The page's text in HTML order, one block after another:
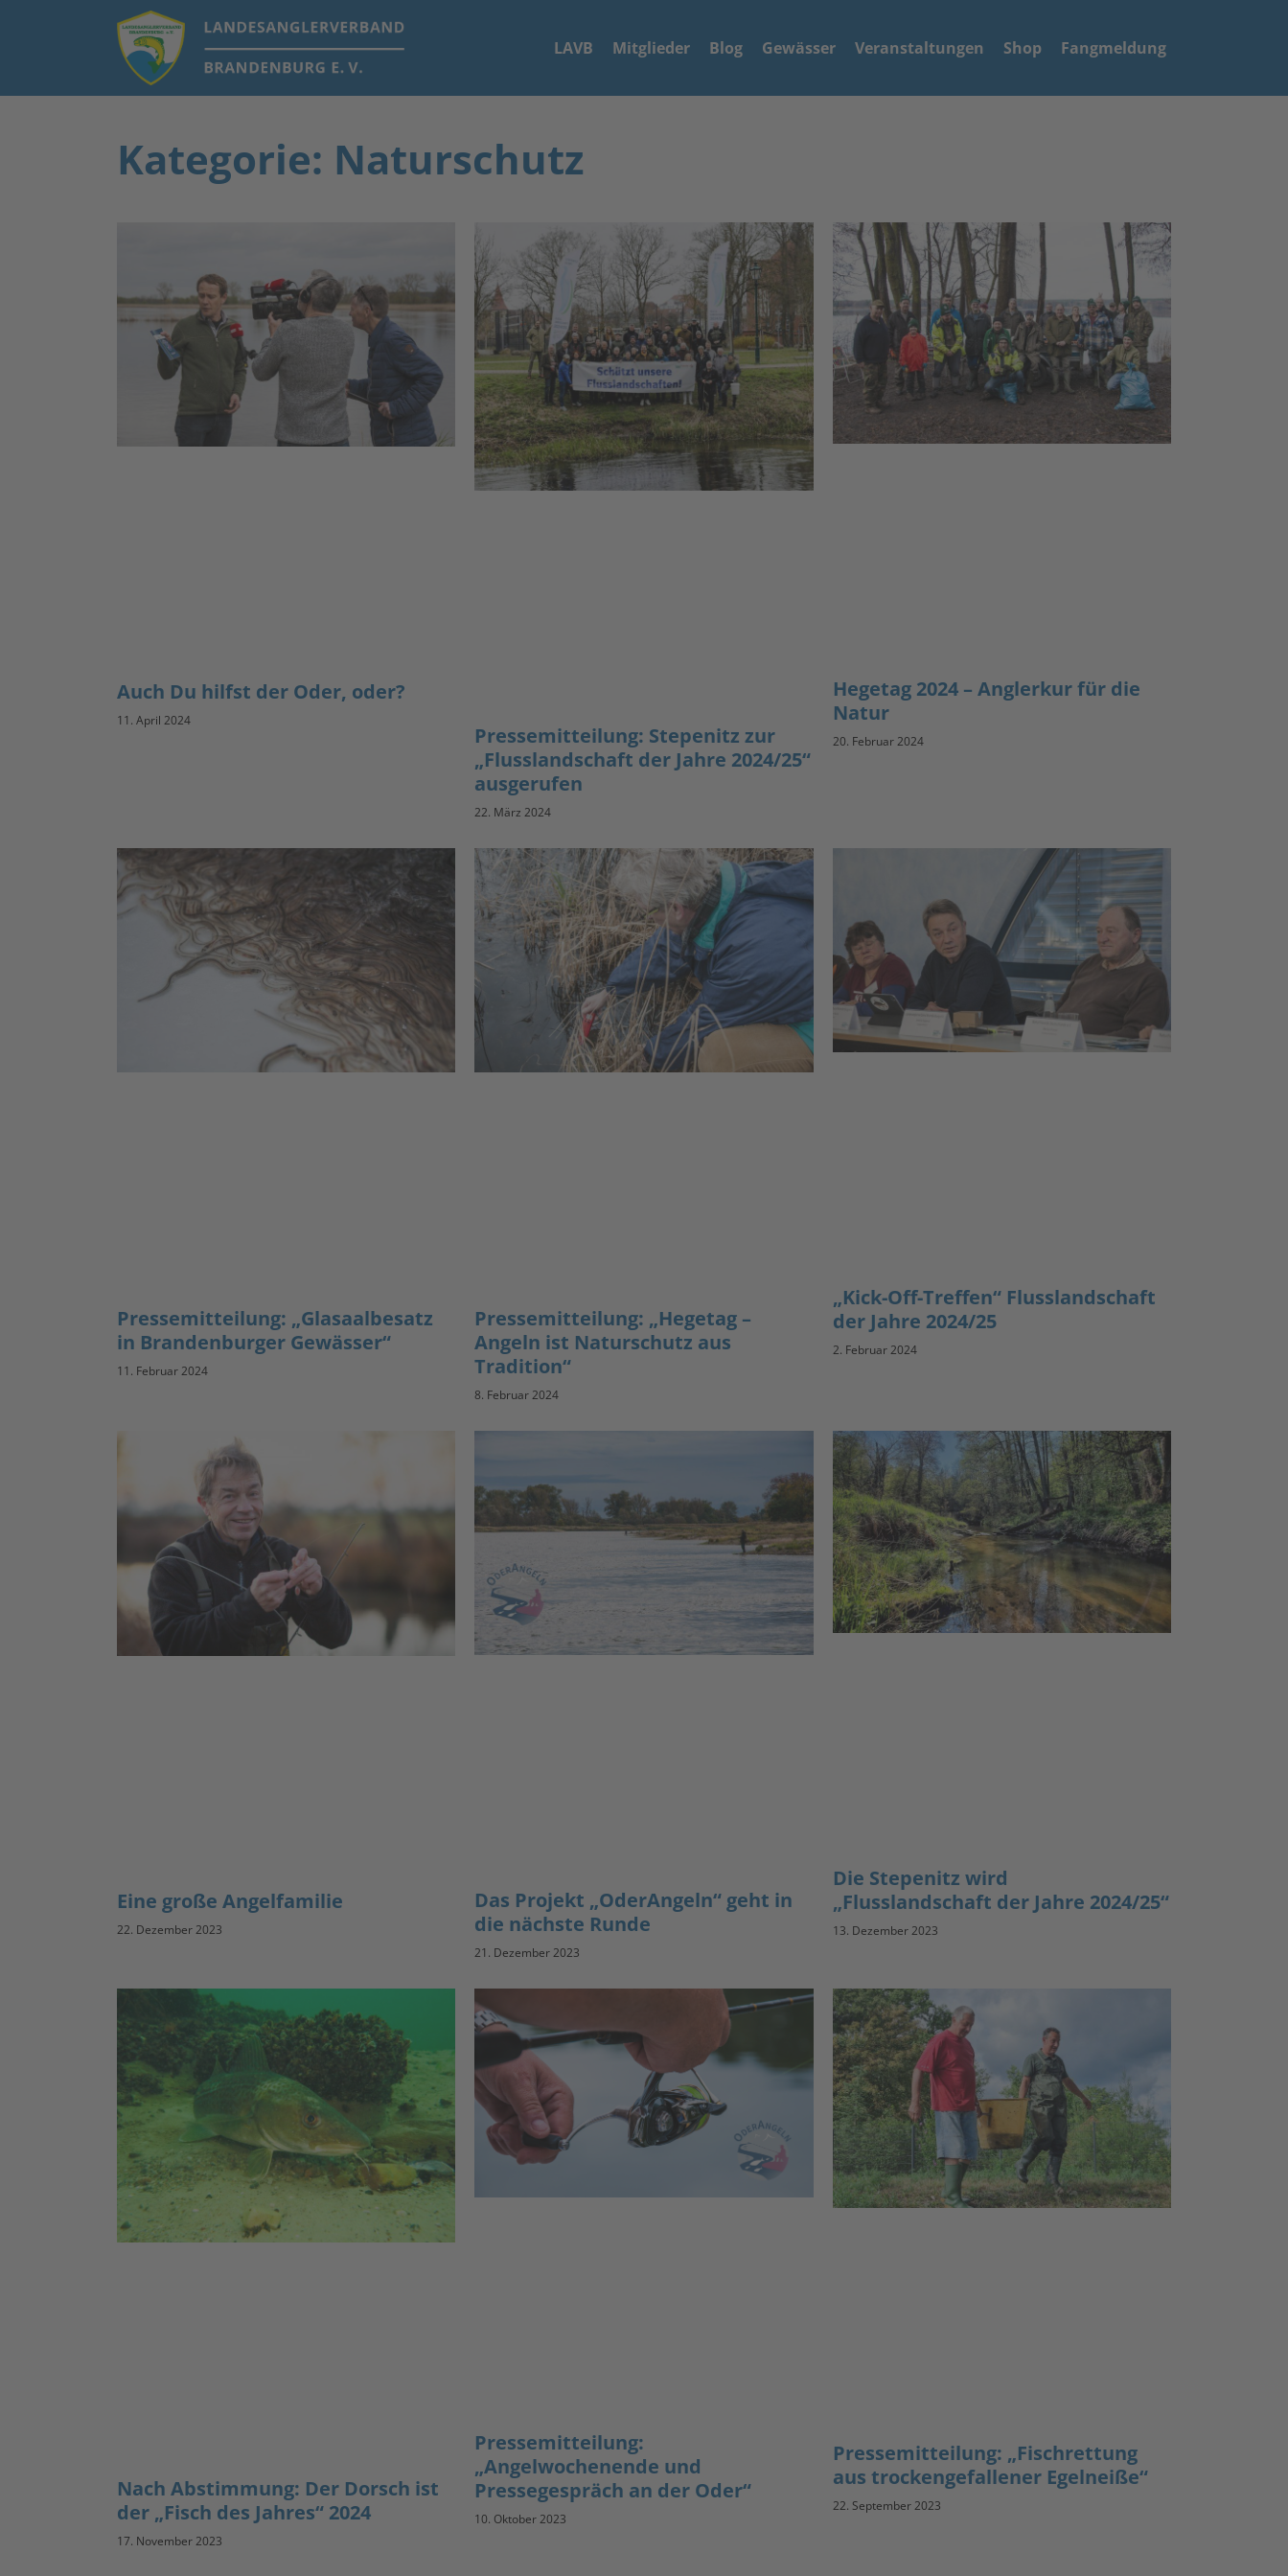
LAVB Mitglieder Blog Gewässer Veranstaltungen Shop Fangmeldung
Kategorie: Naturschutz
Auch Du hilfst der Oder, oder?
11. April 2024
Pressemitteilung: Stepenitz zur
„Flusslandschaft der Jahre 2024/25“
ausgerufen
22. März 2024
Hegetag 2024 – Anglerkur für die
Natur
20. Februar 2024
Pressemitteilung: „Glasaalbesatz
in Brandenburger Gewässer“
11. Februar 2024
Pressemitteilung: „Hegetag –
Angeln ist Naturschutz aus
Tradition“
8. Februar 2024
„Kick-Off-Treffen“ Flusslandschaft
der Jahre 2024/25
2. Februar 2024
Eine große Angelfamilie
22. Dezember 2023
Das Projekt „OderAngeln“ geht in
die nächste Runde
21. Dezember 2023
Die Stepenitz wird
„Flusslandschaft der Jahre 2024/25“
13. Dezember 2023
Nach Abstimmung: Der Dorsch ist
der „Fisch des Jahres“ 2024
17. November 2023
Pressemitteilung:
„Angelwochenende und
Pressegespräch an der Oder“
10. Oktober 2023
Pressemitteilung: „Fischrettung
aus trockengefallener Egelneiße“
22. September 2023